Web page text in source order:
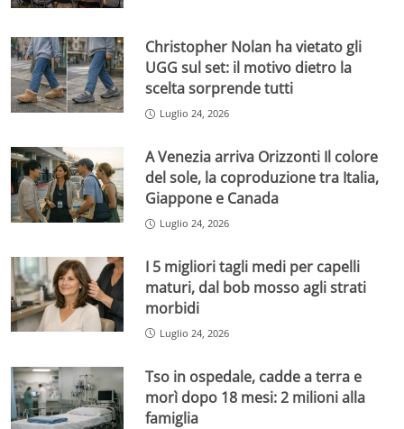
Christopher Nolan ha vietato gli
UGG sul set: il motivo dietro la
scelta sorprende tutti
Luglio 24, 2026
A Venezia arriva Orizzonti Il colore
del sole, la coproduzione tra Italia,
Giappone e Canada
Luglio 24, 2026
I 5 migliori tagli medi per capelli
maturi, dal bob mosso agli strati
morbidi
Luglio 24, 2026
Tso in ospedale, cadde a terra e
morì dopo 18 mesi: 2 milioni alla
famiglia